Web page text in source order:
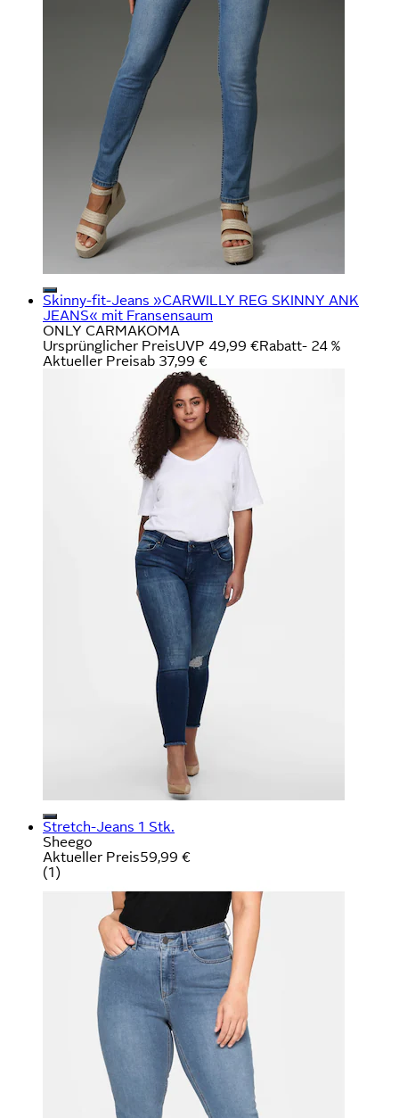
Skinny-fit-Jeans »CARWILLY REG SKINNY ANK
JEANS« mit Fransensaum
ONLY CARMAKOMA
Ursprünglicher PreisUVP 49,99 €Rabatt- 24 %
Aktueller Preisab 37,99 €
Stretch-Jeans 1 Stk.
Sheego
Aktueller Preis59,99 €
(1)